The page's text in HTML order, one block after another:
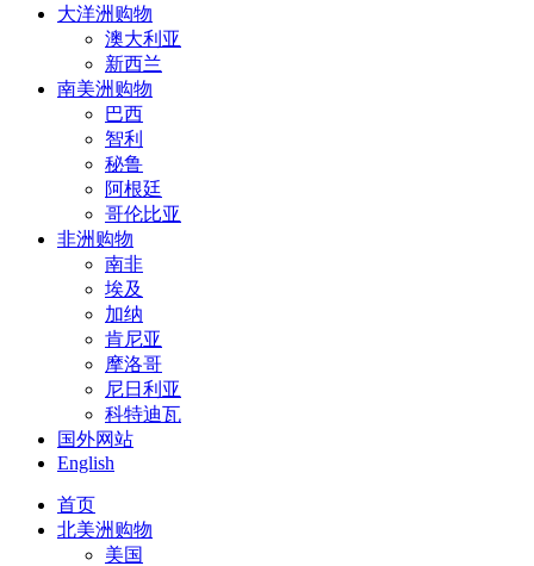
大洋洲购物
澳大利亚
新西兰
南美洲购物
巴西
智利
秘鲁
阿根廷
哥伦比亚
非洲购物
南非
埃及
加纳
肯尼亚
摩洛哥
尼日利亚
科特迪瓦
国外网站
English
首页
北美洲购物
美国